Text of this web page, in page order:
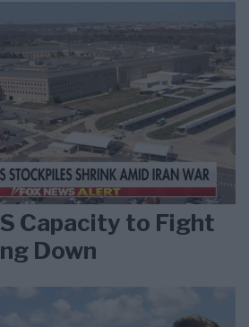
Capacity to Fight
Down